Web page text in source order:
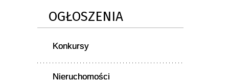
OGŁOSZENIA
Konkursy
Nieruchomości